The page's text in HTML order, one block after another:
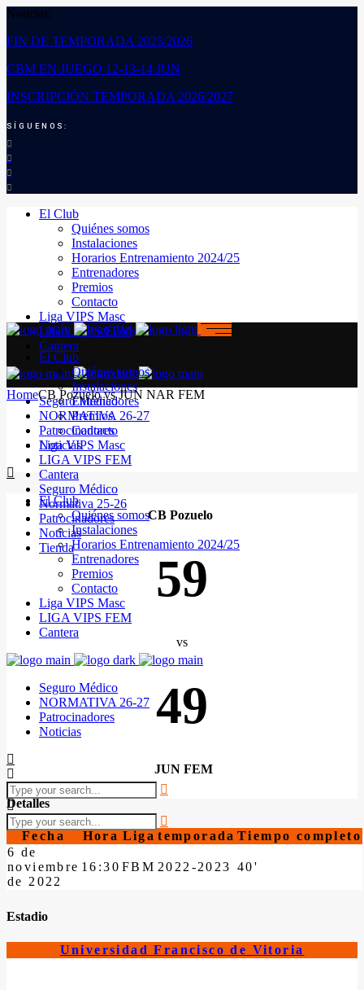
Noticias:
FIN DE TEMPORADA 2025/2026
CBM EN JUEGO 12-13-14 JUN
INSCRIPCIÓN TEMPORADA 2026/2027
SÍGUENOS:
El Club
Quiénes somos
Instalaciones
Horarios Entrenamiento 2024/25
Entrenadores
Premios
Contacto
Liga VIPS Masc
LIGA VIPS FEM
Cantera
Seguro Médico
NORMATIVA 26-27
Patrocinadores
Noticias
El Club
Quiénes somos
Instalaciones
Horarios Entrenamiento 2024/25
Entrenadores
Premios
Contacto
Liga VIPS Masc
LIGA VIPS FEM
Cantera
Seguro Médico
NORMATIVA 26-27
Patrocinadores
Noticias
El Club
Quiénes somos
Instalaciones
Entrenadores
Premios
Contacto
Liga VIPS Masc
LIGA VIPS FEM
Cantera
Seguro Médico
Normativa 25-26
Patrocinadores
Noticias
Tienda
HomeCB Pozuelo vs JUN NAR FEM
CB Pozuelo
59
vs
49
JUN FEM
Detalles
Fecha Hora Liga temporada Tiempo completo
6 de
noviembre
de 2022
16:30 FBM 2022-2023 40'
Estadio
Universidad Francisco de Vitoria